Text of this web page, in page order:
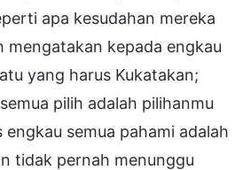
apa kesudahan mereka
mengatakan kepada engkau
yang harus Kukatakan;
pilih adalah pilihanmu
engkau semua pahami adalah
tidak pernah menunggu